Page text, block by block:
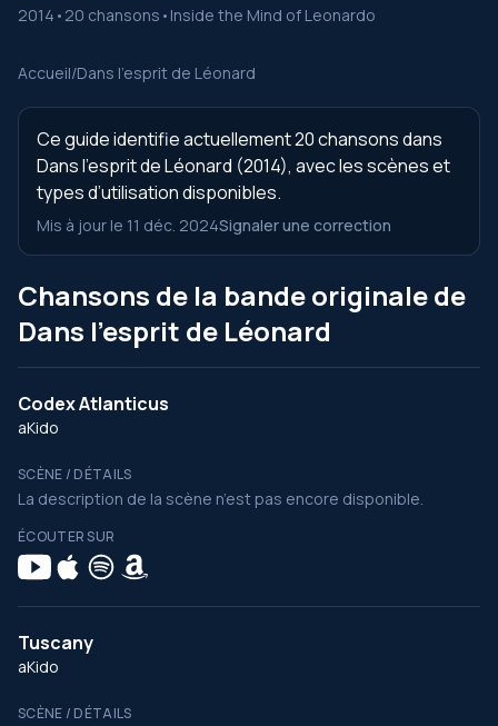
2014 • 20 chansons • Inside the Mind of Leonardo
Accueil/Dans l’esprit de Léonard
Ce guide identifie actuellement 20 chansons dans
Dans l’esprit de Léonard (2014), avec les scènes et
types d’utilisation disponibles.
Mis à jour le 11 déc. 2024Signaler une correction
Chansons de la bande originale de
Dans l’esprit de Léonard
Codex Atlanticus
aKido
SCÈNE / DÉTAILS
La description de la scène n’est pas encore disponible.
ÉCOUTER SUR
Tuscany
aKido
SCÈNE / DÉTAILS